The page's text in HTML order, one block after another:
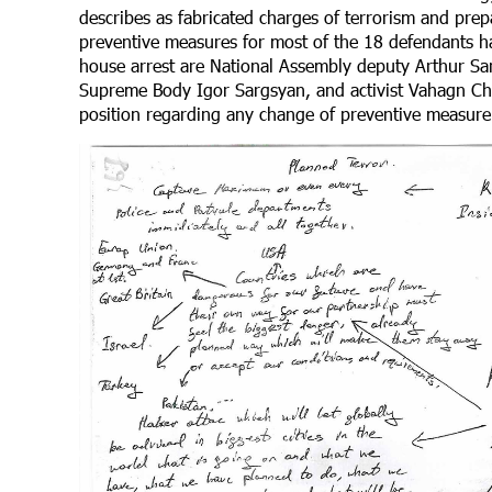
describes as fabricated charges of terrorism and
preventive measures for most of the 18 defendants
house arrest are National Assembly deputy Arthur
Supreme Body Igor Sargsyan, and activist Vahagn
position regarding any change of preventive